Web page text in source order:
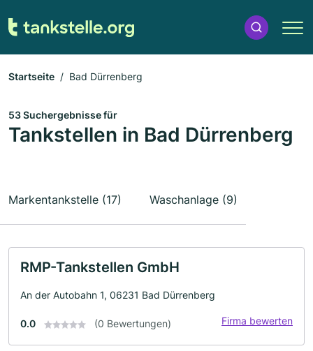
Startseite Bad Dürrenberg
53 Suchergebnisse für
Tankstellen in Bad Dürrenberg
Markentankstelle (17) Waschanlage (9)
RMP-Tankstellen GmbH
An der Autobahn 1, 06231 Bad Dürrenberg
0.0 (0 Bewertungen) Firma bewerten